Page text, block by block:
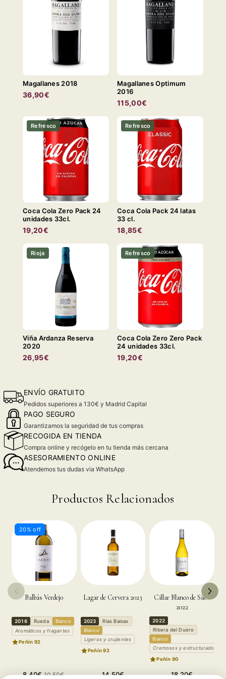
Magallanes 2018
36,90€
Magallanes Optimum
2016
115,00€
Refresco
Coca Cola Zero Pack 24
unidades 33cl.
19,20€
Refresco
Coca Cola Pack 24 latas
33 cl.
18,85€
Rioja
Viña Ardanza Reserva
2020
26,95€
Refresco
Coca Cola Zero Zero Pack
24 unidades 33cl.
19,20€
ENVÍO GRATUITO
Pedidos superiores a 130€ y Madrid Capital
PAGO SEGURO
Garantizamos la seguridad de tus compras
RECOGIDA EN TIENDA
Compra online y recógelo en tu tienda más cercana
ASESORAMIENTO ONLINE
Atendemos tus dudas via WhatsApp
Productos Relacionados
20% off
Balbás Verdejo
2016 Rueda
Blanco
Aromáticos y fragantes
Peñín 92
Precio
8,40€ Precio
10,50€
Lagar de Cervera 2023
2023
Rias Baixas
Blanco
Ligeros y crujientes
Peñín 92
Precio
14,50€
Cillar Blanco de Silos
2022
2022
Ribera del Duero
Blanco
Cremosos y estructurados
Peñín 90
Precio
18,20€